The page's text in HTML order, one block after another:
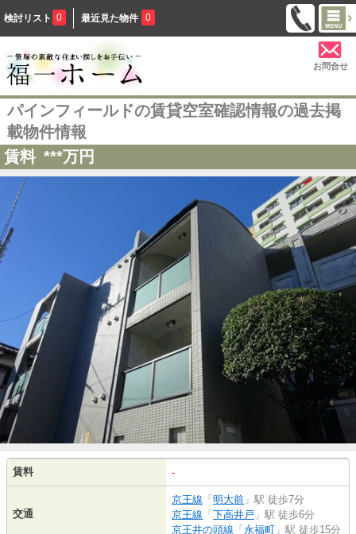
検討リスト 0 最近見た物件 0
お問合せ
パインフィールドの賃貸空室確認情報の過去掲
載物件情報
賃料 ***万円
賃料 -
交通
京王線 「 明大前 」駅 徒歩7分
京王線 「 下高井戸 」駅 徒歩6分
京王井の頭線 「 永福町 」駅 徒歩15分